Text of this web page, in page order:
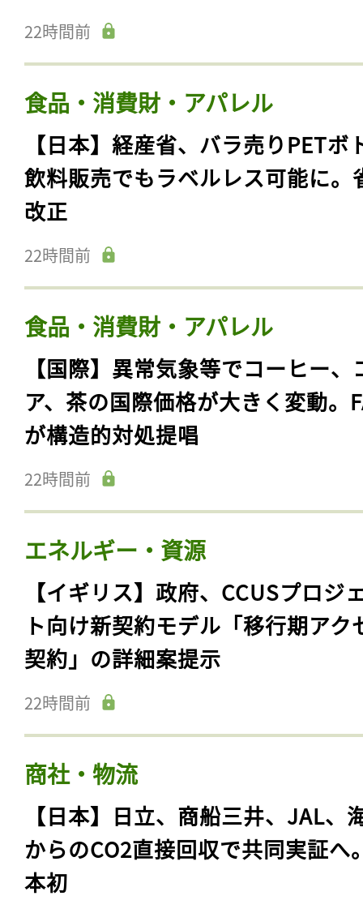
22時間前
食品・消費財・アパレル
【日本】経産省、バラ売りPETボ
飲料販売でもラベルレス可能に。
改正
22時間前
食品・消費財・アパレル
【国際】異常気象等でコーヒー、
ア、茶の国際価格が大きく変動。
が構造的対処提唱
22時間前
エネルギー・資源
【イギリス】政府、CCUSプロジ
ト向け新契約モデル「移行期アク
契約」の詳細案提示
22時間前
商社・物流
【日本】日立、商船三井、JAL、
からのCO2直接回収で共同実証へ
本初